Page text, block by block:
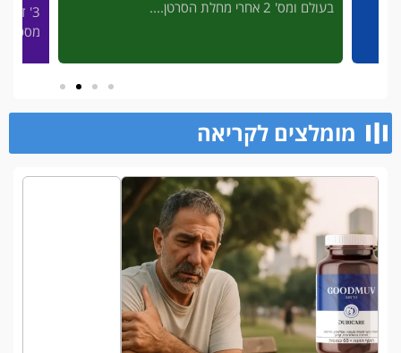
בעולם ומס' 2 אחרי מחלת הסרטן....
3' דק
מסכן
מומלצים לקריאה​